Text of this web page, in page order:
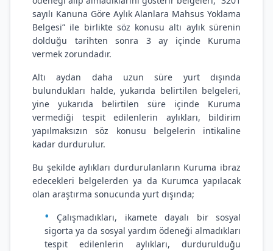
sayılı Kanuna Göre Aylık Alanlara Mahsus Yoklama
Belgesi” ile birlikte söz konusu altı aylık sürenin
dolduğu tarihten sonra 3 ay içinde Kuruma
vermek zorundadır.
Altı aydan daha uzun süre yurt dışında
bulundukları halde, yukarıda belirtilen belgeleri,
yine yukarıda belirtilen süre içinde Kuruma
vermediği tespit edilenlerin aylıkları, bildirim
yapılmaksızın söz konusu belgelerin intikaline
kadar durdurulur.
Bu şekilde aylıkları durdurulanların Kuruma ibraz
edecekleri belgelerden ya da Kurumca yapılacak
olan araştırma sonucunda yurt dışında;
Çalışmadıkları, ikamete dayalı bir sosyal
sigorta ya da sosyal yardım ödeneği almadıkları
tespit edilenlerin aylıkları, durdurulduğu